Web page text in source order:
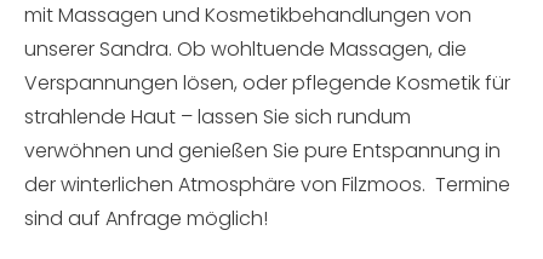
mit Massagen und Kosmetikbehandlungen von
unserer Sandra. Ob wohltuende Massagen, die
Verspannungen lösen, oder pflegende Kosmetik für
strahlende Haut – lassen Sie sich rundum
verwöhnen und genießen Sie pure Entspannung in
der winterlichen Atmosphäre von Filzmoos. Termine
sind auf Anfrage möglich!